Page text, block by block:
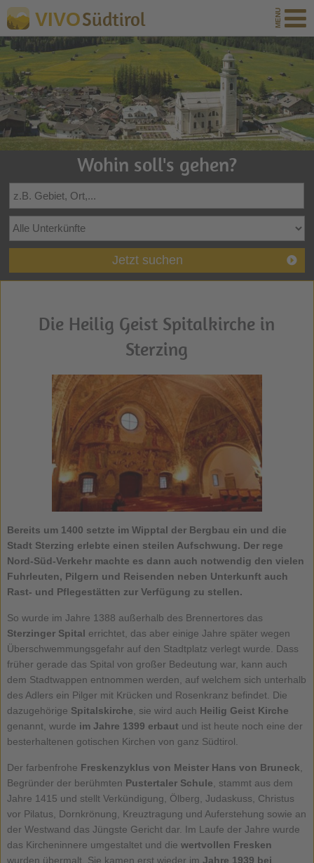
VIVOSüdtirol
Wohin soll's gehen?
Jetzt suchen
Die Heilig Geist Spitalkirche in
Sterzing
Bereits um 1400 setzte im Wipptal der Bergbau ein und die
Stadt Sterzing erlebte einen steilen Aufschwung. Der rege
Nord-Süd-Verkehr machte es dann auch notwendig den vielen
Fuhrleuten, Pilgern und Reisenden neben Unterkunft auch
Rast- und Pflegestätten zur Verfügung zu stellen.
So wurde im Jahre 1388 außerhalb des Brennertores das
Sterzinger Spital errichtet, das aber einige Jahre später wegen
Überschwemmungsgefahr auf den Stadtplatz verlegt wurde. Dass
früher gerade das Spital von großer Bedeutung war, kann auch
dem Stadtwappen entnommen werden, auf welchem sich unterhalb
des Adlers ein Pilger mit Krücken und Rosenkranz befindet. Die
dazugehörige Spitalskirche , sie wird auch Heilig Geist Kirche
genannt, wurde im Jahre 1399 erbaut und ist heute noch eine der
besterhaltenen gotischen Kirchen von ganz Südtirol.
Der farbenfrohe Freskenzyklus von Meister Hans von Bruneck
Begründer der berühmten Pustertaler Schule , stammt aus dem
Jahre 1415 und stellt Verkündigung, Ölberg, Judaskuss, Christus
vor Pilatus, Dornkrönung, Kreuztragung und Auferstehung sowie an
der Westwand das Jüngste Gericht dar. Im Laufe der Jahre wurde
das Kircheninnere umgestaltet und die wertvollen Fresken
wurden übermalt. Sie kamen erst wieder im Jahre 1939 bei